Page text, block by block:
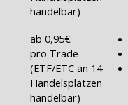
handelbar)
ab 0,95€
pro Trade
(ETF/ETC an 14
Handelsplätzen
handelbar)